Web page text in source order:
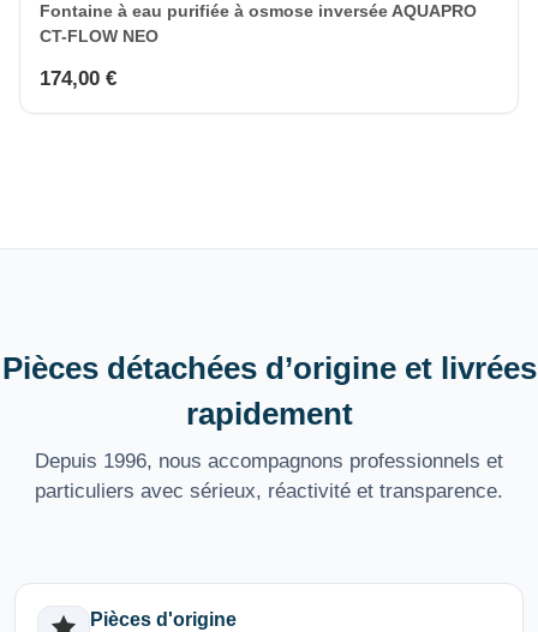
Fontaine à eau purifiée à osmose inversée AQUAPRO
CT-FLOW NEO
174,00 €
Pièces détachées d’origine et livrées
rapidement
Depuis 1996, nous accompagnons professionnels et
particuliers avec sérieux, réactivité et transparence.
Pièces d'origine